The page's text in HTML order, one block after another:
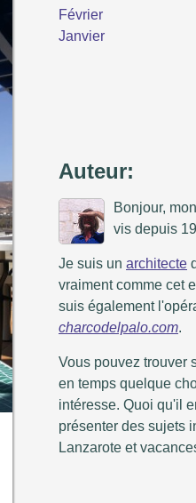
Auteur:
Bonjour,
vis depuis
Je suis un architecte
vraiment comme cet
suis également
charcodelpalo.com.
Vous pouvez trouver
en temps quelque
intéresse. Quoi qu'il
présenter des sujets
Lanzarote et